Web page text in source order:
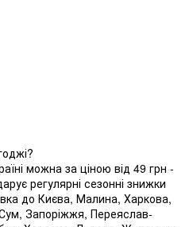
можна за ціною від 49 грн -
регулярні сезонні знижки
до Києва, Малина, Харкова,
Запоріжжя, Переяслав-